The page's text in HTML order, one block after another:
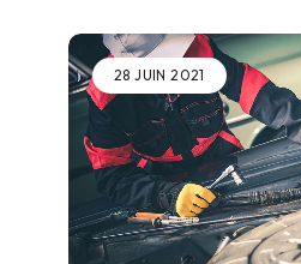
28 JUIN 2021